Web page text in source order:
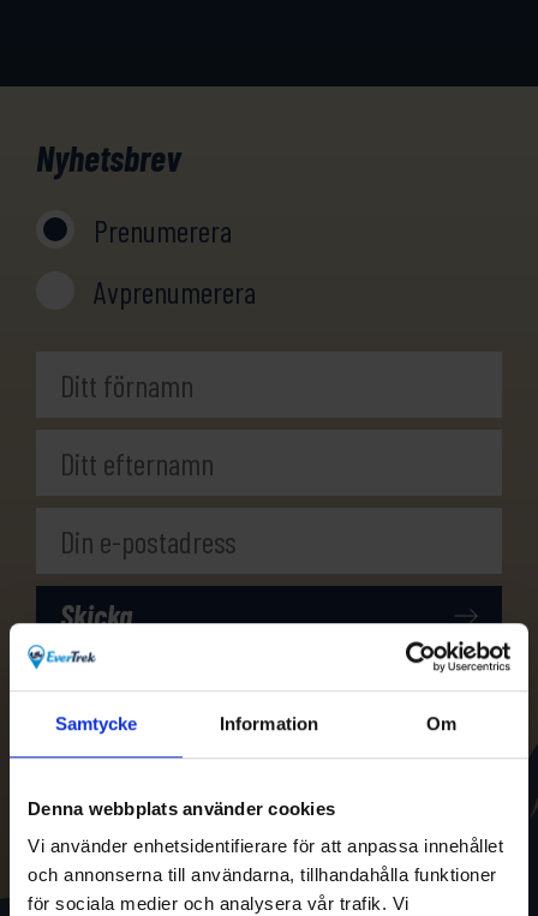
Samtycke Information Om
Denna webbplats använder cookies
Vi använder enhetsidentifierare för att anpassa innehållet
och annonserna till användarna, tillhandahålla funktioner
för sociala medier och analysera vår trafik. Vi
Nyhetsbrev
Prenumerera
Avprenumerera